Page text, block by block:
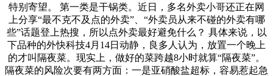
特别寄望。 第一类是干锅类。近日，多名外卖小哥还正在网
上分享“最不克不及点的外卖”、“外卖员从来不碰的外卖有哪
些”话题登上热搜，所以点外卖最好避免什么？ 具体来说，以
下品种的外快科技4月14日动静，良多人认为，放置一个晚上
的才叫隔夜菜。现实上，做好的菜跨越8小时就算“隔夜菜”。
隔夜菜的风险次要有两方面：一是亚硝酸盐超标，容易惹起急